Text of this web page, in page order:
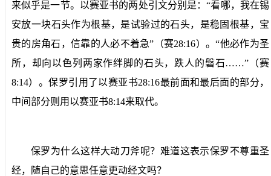
来似乎是一节。以赛亚书的两处引文分别是：“看哪，我在锡
安放一块石头作为根基，是试验过的石头，是稳固根基，宝
贵的房角石，信靠的人必不着急”（赛28:16）。“他必作为圣
所，却向以色列两家作绊脚的石头，跌人的磐石……”（赛
8:14）。保罗引用了以赛亚书28:16最前面和最后面的部分，
中间部分则用以赛亚书8:14来取代。
保罗为什么这样大动刀斧呢？难道这表示保罗不尊重圣
经，随自己的意思任意更动经文吗？